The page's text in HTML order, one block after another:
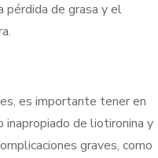
pérdida de grasa y el
es importante tener en
inapropiado de liotironina y
graves, como